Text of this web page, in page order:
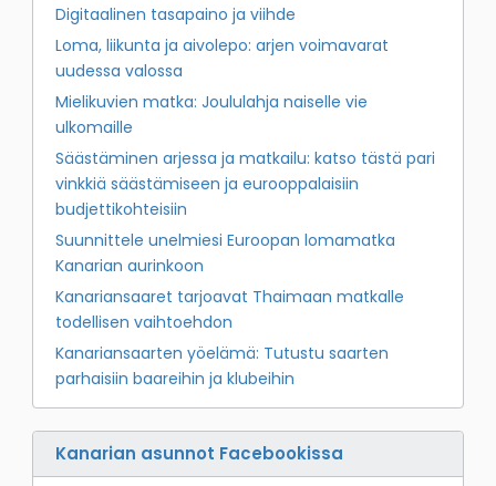
Digitaalinen tasapaino ja viihde
Loma, liikunta ja aivolepo: arjen voimavarat
uudessa valossa
Mielikuvien matka: Joululahja naiselle vie
ulkomaille
Säästäminen arjessa ja matkailu: katso tästä pari
vinkkiä säästämiseen ja eurooppalaisiin
budjettikohteisiin
Suunnittele unelmiesi Euroopan lomamatka
Kanarian aurinkoon
Kanariansaaret tarjoavat Thaimaan matkalle
todellisen vaihtoehdon
Kanariansaarten yöelämä: Tutustu saarten
parhaisiin baareihin ja klubeihin
Kanarian asunnot Facebookissa